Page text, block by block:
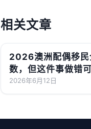
相关文章
2026澳洲配偶移民
数，但这件事做错
前递交更划算
2026年6月12日